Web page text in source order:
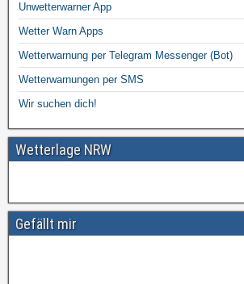
Unwetterwarner App
Wetter Warn Apps
Wetterwarnung per Telegram Messenger (Bot)
Wetterwarnungen per SMS
Wir suchen dich!
Wetterlage NRW
Gefällt mir